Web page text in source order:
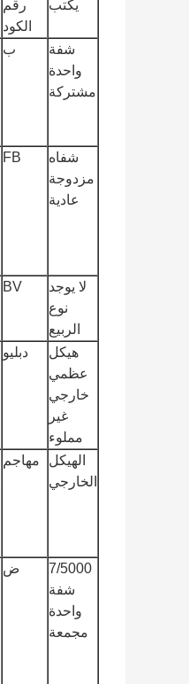
يكتب
رقم
الكود
شفة
واحدة
مشتركة
ب
شفاه
مزدوجة
عادية
FB
لا يوجد
نوع
الربيع
BV
هيكل
عظمي
خارجي
غير
مملوء
دبليو
الهيكل
الخارجي
مهاجم
7/5000
شفة
واحدة
مجمعة
ض